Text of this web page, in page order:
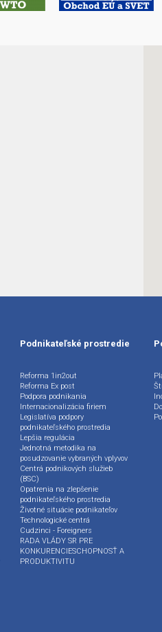
Podnikateľské prostredie
Reforma 1in2out
Reforma Ex post
Podpora podnikania
Internacionalizácia firiem
Legislatíva podpory
podnikateľského prostredia
Lepšia regulácia
Jednotná metodika na
posudzovanie vybraných vplyvov
Centrá podnikových služieb
(BSC)
Opatrenia na zlepšenie
podnikateľského prostredia
Životné situácie podnikateľov
Technologické centrá
Cudzinci - Foreigners
RADA VLÁDY SR PRE
KONKURENCIESCHOPNOSŤ A
PRODUKTIVITU